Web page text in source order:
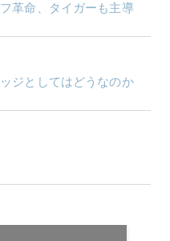
革命、タイガーも主導
ジとしてはどうなのか